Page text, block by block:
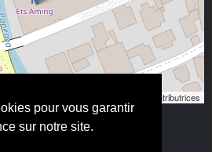
pour vous garantir
sur notre site.
contributeurs/contributrices